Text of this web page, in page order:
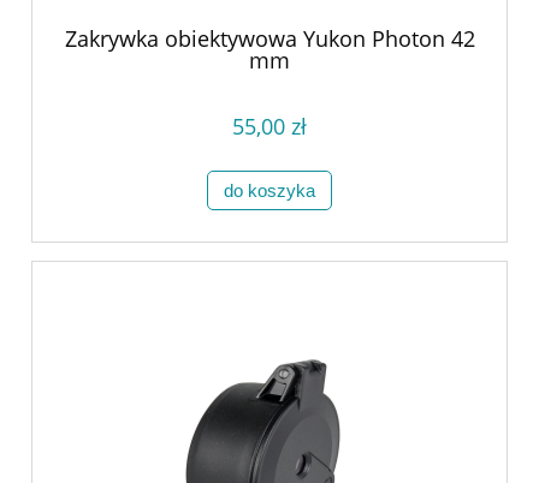
Zakrywka obiektywowa Yukon Photon 42
mm
55,00 zł
do koszyka